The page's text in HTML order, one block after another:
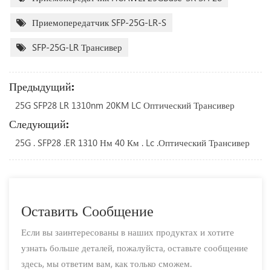
Приемопередатчик SFP-25G-LR-S
SFP-25G-LR Трансивер
Предыдущий:
25G SFP28 LR 1310nm 20KM LC Оптический Трансивер
Следующий:
25G . SFP28 .ER 1310 Нм 40 Км . Lc .Оптический Трансивер
Оставить Сообщение
Если вы заинтересованы в наших продуктах и ​​хотите
узнать больше деталей, пожалуйста, оставьте сообщение
здесь, мы ответим вам, как только сможем.